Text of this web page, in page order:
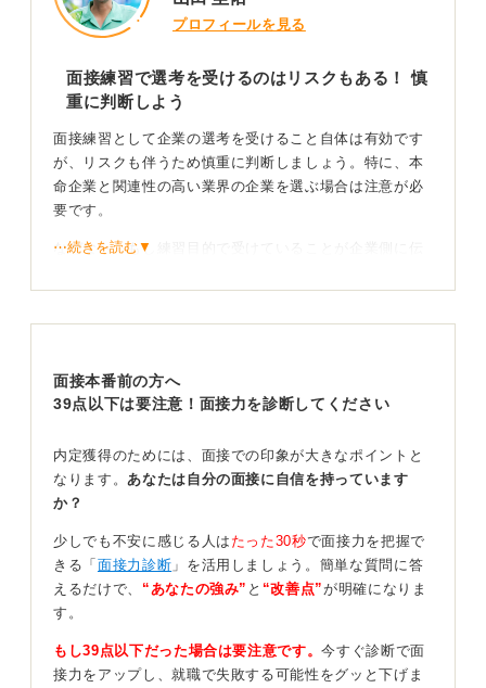
プロフィールを見る
面接練習で選考を受けるのはリスクもある！ 慎
重に判断しよう
面接練習として企業の選考を受けること自体は有効です
が、リスクも伴うため慎重に判断しましょう。特に、本
命企業と関連性の高い業界の企業を選ぶ場合は注意が必
要です。
なぜなら、もし練習目的で受けていることが企業側に伝
に悪影響を及ぼす可能性もゼロではないからです。「冷
「第二志望」くらいの本気度で臨もう！
ですから、もし面接練習のつもりで選考を受けるのであ
れば、「たとえ本命でなくても、もし内定が出たら入社
き合えますし、企業側にもあなたの熱意が伝わりやすく
なるはずです。
う可能性があります。面接練習は、模擬面接やキャリア
センターの活用など、リスクの少ない方法を優先して取
⋯続きを読む▼
面接本番前の方へ
39点以下は要注意！面接力を診断してください
内定獲得のためには、面接での印象が大きなポイントと
なります。 あなたは自分の面接に自信を持っています
か？
少しでも不安に感じる人は たった30秒で面接力を把握で
きる「 面接力診断 」を活用しましょう。簡単な質問に答
えるだけで、 “あなたの強み” と “改善点”が明確になりま
す。
もし39点以下だった場合は要注意です。今すぐ診断で面
接力をアップし、就職で失敗する可能性をグッと下げま